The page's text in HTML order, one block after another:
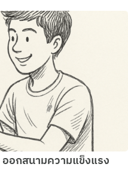
อกสนามความแข็งแรง